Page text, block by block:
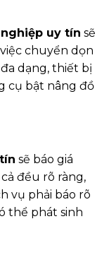
uy tín sẽ
chuyển dọn
dạng, thiết bị
cụ bật nâng đồ
sẽ báo giá
đều rõ ràng,
vụ phải báo rõ
thể phát sinh